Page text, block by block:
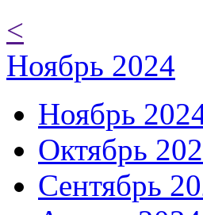
<
Ноябрь 2024
Ноябрь
Октябрь
Сентябрь